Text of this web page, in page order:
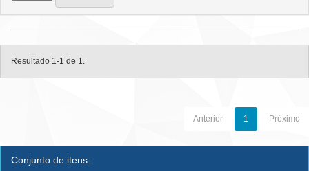
Resultado 1-1 de 1.
Anterior 1 Próximo
Conjunto de itens: